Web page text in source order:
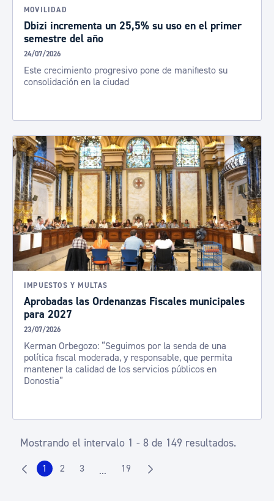
MOVILIDAD
Dbizi incrementa un 25,5% su uso en el primer
semestre del año
24/07/2026
Este crecimiento progresivo pone de manifiesto su
consolidación en la ciudad
IMPUESTOS Y MULTAS
Aprobadas las Ordenanzas Fiscales municipales
para 2027
23/07/2026
Kerman Orbegozo: “Seguimos por la senda de una
política fiscal moderada, y responsable, que permita
mantener la calidad de los servicios públicos en
Donostia”
Mostrando el intervalo 1 - 8 de 149 resultados.
Página
1 Página
2 Página
3 ...Páginas intermedias Use TAB para
Página
19